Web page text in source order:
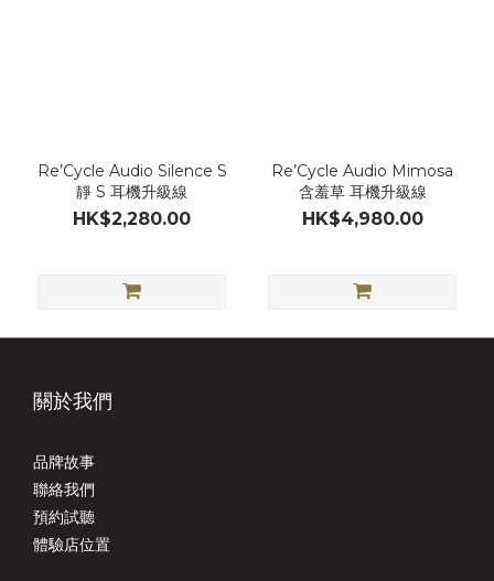
Re’Cycle Audio Silence S
靜 S 耳機升級線
HK$2,280.00
Re’Cycle Audio Mimosa
含羞草 耳機升級線
HK$4,980.00
關於我們
品牌故事
聯絡我們
預約試聽
體驗店位置